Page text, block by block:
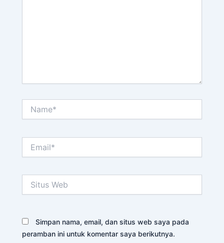
Web
Simpan nama, email, dan situs web saya pada
peramban ini untuk komentar saya berikutnya.